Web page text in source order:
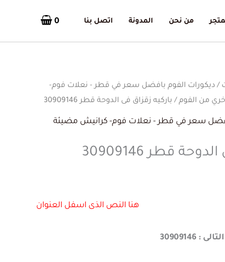
من نحن المدونة اتصل بنا 0
/ ديكورات الفوم بافضل سعر في قطر - نعلات فوم-
من الفوم / باركيه زقزاق فى الدوحة قطر 30909146
سعر في قطر - نعلات فوم- كرانيش مضيئة
قطر 30909146
هنا النص الذى اسفل العنوان